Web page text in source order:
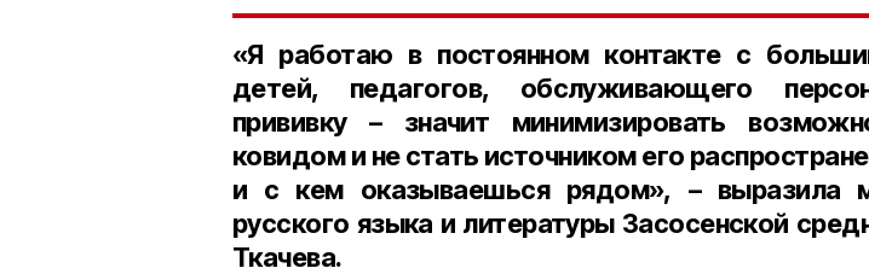
«Я работаю в постоянном контакте с
детей, педагогов, обслуживающего
прививку – значит минимизировать
ковидом и не стать источником его
и с кем оказываешься рядом», – выразила
русского языка и литературы Засосенской
Ткачева.